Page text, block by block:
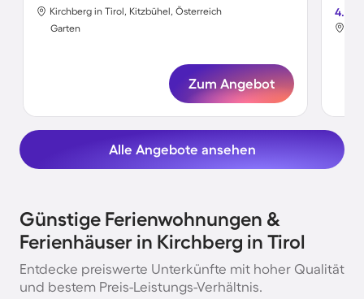
Kirchberg in Tirol, Kitzbühel, Österreich
Garten
Zum Angebot
4.2
Alle Angebote ansehen
Günstige Ferienwohnungen &
Ferienhäuser in Kirchberg in Tirol
Entdecke preiswerte Unterkünfte mit hoher Qualität
und bestem Preis-Leistungs-Verhältnis.